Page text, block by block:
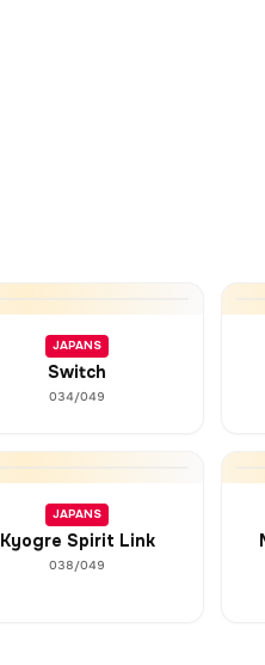
JAPANS
Switch
034/049
JAPANS
Kyogre Spirit Link
038/049